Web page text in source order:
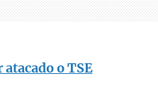
o TSE